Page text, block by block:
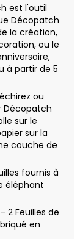
est l'outil
Décopatch
la création,
ou le
à partir de 5
ou
Décopatch
sur le
sur la
couche de
fournis à
éléphant
2 Feuilles de
en